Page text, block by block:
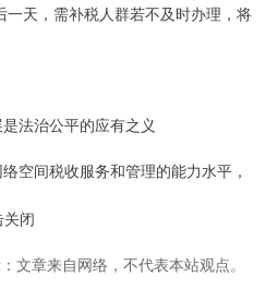
天，需补税人群若不及时办理，将
法治公平的应有之义
空间税收服务和管理的能力水平，
闭
文章来自网络，不代表本站观点。